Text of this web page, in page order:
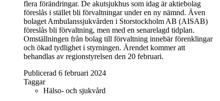
flera förändringar. De akutsjukhus som idag är aktiebolag
föreslås i stället bli förvaltningar under en ny nämnd. Även
bolaget Ambulanssjukvården i Storstockholm AB (AISAB)
föreslås bli förvaltning, men med en senarelagd tidplan.
Omställningen från bolag till förvaltning innebär förenklingar
och ökad tydlighet i styrningen. Ärendet kommer att
behandlas av regionstyrelsen den 20 februari.
Publicerad 6 februari 2024
Taggar
Hälso- och sjukvård